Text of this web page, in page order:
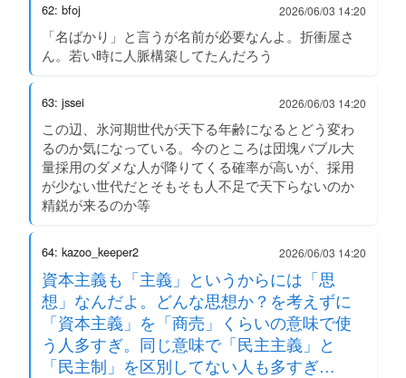
62: bfoj 2026/06/03 14:20
「名ばかり」と言うが名前が必要なんよ。折衝屋さ
ん。若い時に人脈構築してたんだろう
63: jssei 2026/06/03 14:20
この辺、氷河期世代が天下る年齢になるとどう変わ
るのか気になっている。今のところは団塊バブル大
量採用のダメな人が降りてくる確率が高いが、採用
が少ない世代だとそもそも人不足で天下らないのか
精鋭が来るのか等
64: kazoo_keeper2 2026/06/03 14:20
資本主義も「主義」というからには「思
想」なんだよ。どんな思想か？を考えずに
「資本主義」を「商売」くらいの意味で使
う人多すぎ。同じ意味で「民主主義」と
「民主制」を区別してない人も多すぎ…